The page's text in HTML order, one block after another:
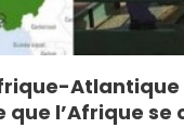
Atlantique
l’Afrique se